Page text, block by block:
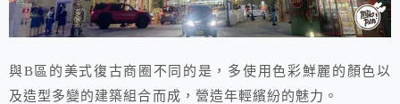
與B區的美式復古商圈不同的是，多使用色彩鮮麗的顏色以
及造型多變的建築組合而成，營造年輕繽紛的魅力。